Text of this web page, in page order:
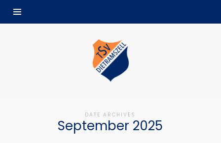
TSV
Dietramszell
DATE ARCHIVES
September 2025